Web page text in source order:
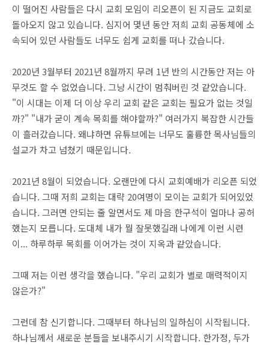
이 떨어진 사람들은 다시 교회 모임이 리오픈이 된 지금도 교회로
돌아오지 않고 있습니다. 심지어 몇년 동안 저희 교회 공동체에 소
속되어 있던 사람들도 너무도 쉽게 교회를 떠나 갔습니다.
2020년 3월부터 2021년 8월까지 무려 1년 반의 시간동안 저는 아
무것도 할 수 없었습니다. 그냥 시간이 멈춰버린 것 같았습니다.
"이 시대는 이제 더 이상 우리 교회 같은 교회는 필요가 없는 것일
까?" "내가 굳이 계속 목회를 해야할까?" 여러가지 복잡한 시간들
이 흘러갔습니다. 왜냐하면 유튜브에는 너무도 훌륭한 목사님들의
설교가 차고 넘쳤기 때문입니다.
2021년 8월이 되었습니다. 오랜만에 다시 교회예배가 리오픈 되었
습니다. 그때 저희 교회는 대략 20여명이 모이는 교회가 되어있었
습니다. 그러면 안되는 줄 알면서도 제 마음 한구석이 얼마나 공허
했는지 모릅니다. 도대체 내가 뭘 잘못했길래 나에게 이런 시련
이... 하루하루 목회를 이어가는 것이 지옥과 같았습니다.
그때 저는 이런 생각을 했습니다. "우리 교회가 별로 매력적이지
않은가?"
그런데 참 신기합니다. 그때부터 하나님의 일하심이 시작됩니다.
하나님께서 새로운 분들을 보내주시기 시작합니다. 한가정, 두가